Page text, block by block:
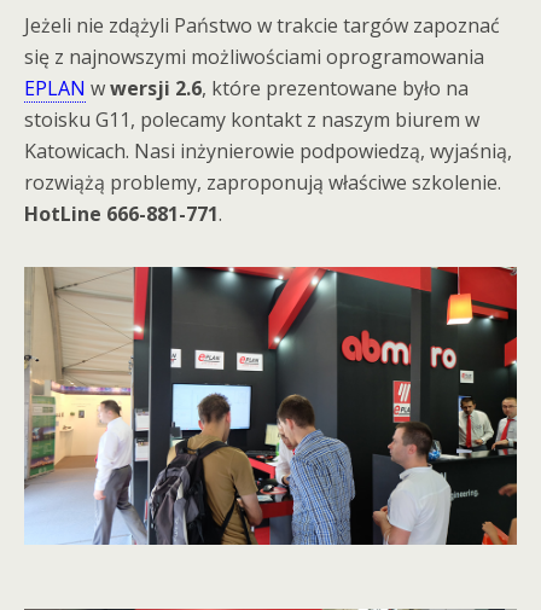
Jeżeli nie zdążyli Państwo w trakcie targów zapoznać
się z najnowszymi możliwościami oprogramowania
EPLAN wwersji 2.6, które prezentowane było na
stoisku G11, polecamy kontakt z naszym biurem w
Katowicach. Nasi inżynierowie podpowiedzą, wyjaśnią,
rozwiążą problemy, zaproponują właściwe szkolenie.
HotLine 666-881-771.